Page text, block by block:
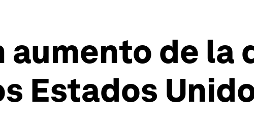
aumento de la
Estados